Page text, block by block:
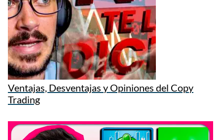
Ventajas, Desventajas y Opiniones del Copy
Trading